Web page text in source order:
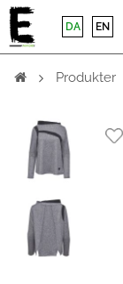
DA EN
Produkter